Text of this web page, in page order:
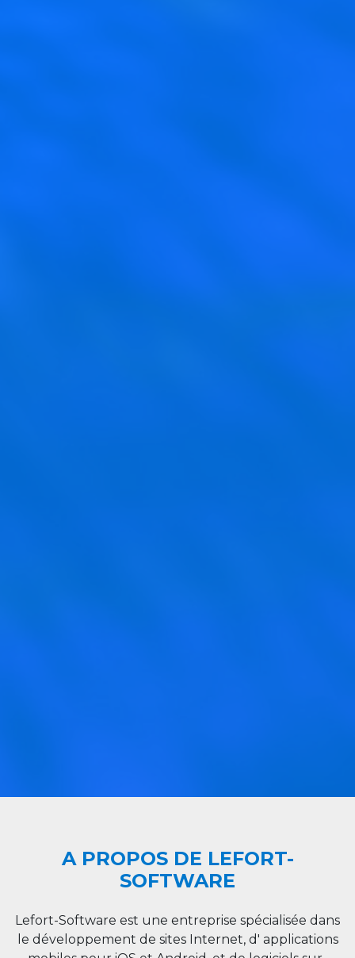
A PROPOS DE LEFORT-
SOFTWARE
Lefort-Software est une entreprise spécialisée dans
le développement de sites Internet, d' applications